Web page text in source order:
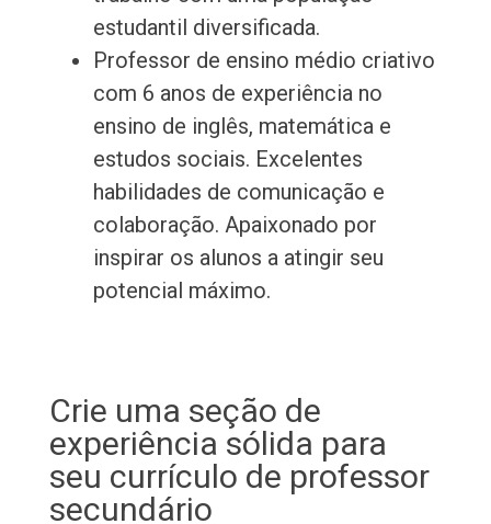
estudantil diversificada.
Professor de ensino médio criativo
com 6 anos de experiência no
ensino de inglês, matemática e
estudos sociais. Excelentes
habilidades de comunicação e
colaboração. Apaixonado por
inspirar os alunos a atingir seu
potencial máximo.
Crie uma seção de
experiência sólida para
seu currículo de professor
secundário